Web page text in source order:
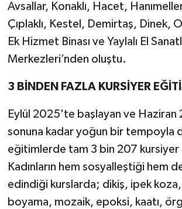
Avsallar, Konaklı, Hacet,
Çıplaklı, Kestel, Demirtaş, Dinek,
Ek Hizmet Binası ve Yaylalı El
Merkezleri’nden oluştu.
3 BİNDEN FAZLA KURSİYER
Eylül 2025'te başlayan ve Haziran
sonuna kadar yoğun bir tempoyla
eğitimlerde tam 3 bin 207 kursiyer
Kadınların hem sosyalleştiği hem
edindiği kurslarda; dikiş, ipek
boyama, mozaik, epoksi, kaatı,